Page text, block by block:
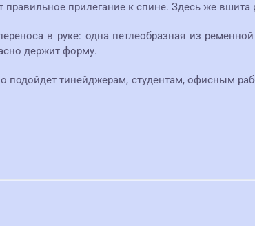
прилегание к спине. Здесь же
в руке: одна петлеобразная из
держит форму.
подойдет тинейджерам, студентам, офисным